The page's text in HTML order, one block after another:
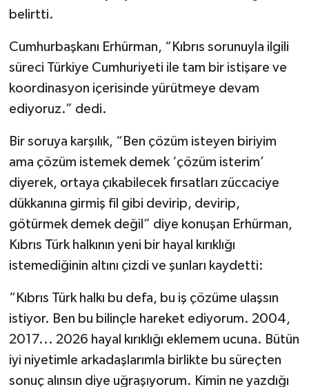
belirtti.
Cumhurbaşkanı Erhürman, “Kıbrıs sorunuyla ilgili
süreci Türkiye Cumhuriyeti ile tam bir istişare ve
koordinasyon içerisinde yürütmeye devam
ediyoruz.” dedi.
Bir soruya karşılık, “Ben çözüm isteyen biriyim
ama çözüm istemek demek ‘çözüm isterim’
diyerek, ortaya çıkabilecek fırsatları züccaciye
dükkanına girmiş fil gibi devirip, devirip,
götürmek demek değil” diye konuşan Erhürman,
Kıbrıs Türk halkının yeni bir hayal kırıklığı
istemediğinin altını çizdi ve şunları kaydetti:
“Kıbrıs Türk halkı bu defa, bu iş çözüme ulaşsın
istiyor. Ben bu bilinçle hareket ediyorum. 2004,
2017... 2026 hayal kırıklığı eklemem ucuna. Bütün
iyi niyetimle arkadaşlarımla birlikte bu süreçten
sonuç alınsın diye uğraşıyorum. Kimin ne yazdığı